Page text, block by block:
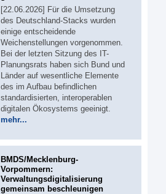
[22.06.2026] Für die Umsetzung
des Deutschland-Stacks wurden
einige entscheidende
Weichenstellungen vorgenommen.
Bei der letzten Sitzung des IT-
Planungsrats haben sich Bund und
Länder auf wesentliche Elemente
des im Aufbau befindlichen
standardisierten, interoperablen
digitalen Ökosystems geeinigt.
mehr...
BMDS/Mecklenburg-
Vorpommern:
Verwaltungsdigitalisierung
gemeinsam beschleunigen